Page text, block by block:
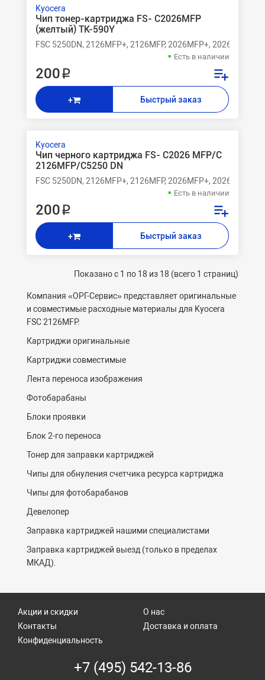
Kyocera
Чип тонер-картриджа FS- C2026MFP
(желтый) TK-590Y
FSC 5250DN, 2126MFP+, 2126MFP, 2026MFP+, 2026MFP
Есть в наличии
200 ₽
+ Быстрый заказ
Kyocera
Чип черного картриджа FS- C2026 MFP/C
2126MFP/C5250 DN
FSC 5250DN, 2126MFP+, 2126MFP, 2026MFP+, 2026MFP
Есть в наличии
200 ₽
+ Быстрый заказ
Показано с 1 по 18 из 18 (всего 1 страниц)
Компания «ОРГ-Cервис» представляет оригинальные
и совместимые расходные материалы для Kyocera
FSC 2126MFP.
Картриджи оригинальные
Картриджи совместимые
Лента переноса изображения
Фотобарабаны
Блоки проявки
Блок 2-го переноса
Тонер для заправки картриджей
Чипы для обнуления счетчика ресурса картриджа
Чипы для фотобарабанов
Девелопер
Заправка картриджей нашими специалистами
Заправка картриджей выезд (только в пределах
МКАД).
Акции и скидки
Контакты
О нас
Доставка и оплата
Конфиденциальность
+7 (495) 542-13-86